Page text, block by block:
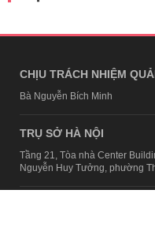
CHỊU TRÁCH NHIỆM
Bà Nguyễn Bích Minh
TRỤ SỞ HÀ NỘI
Tầng 21, Tòa nhà Center
Nguyễn Huy Tưởng, phường